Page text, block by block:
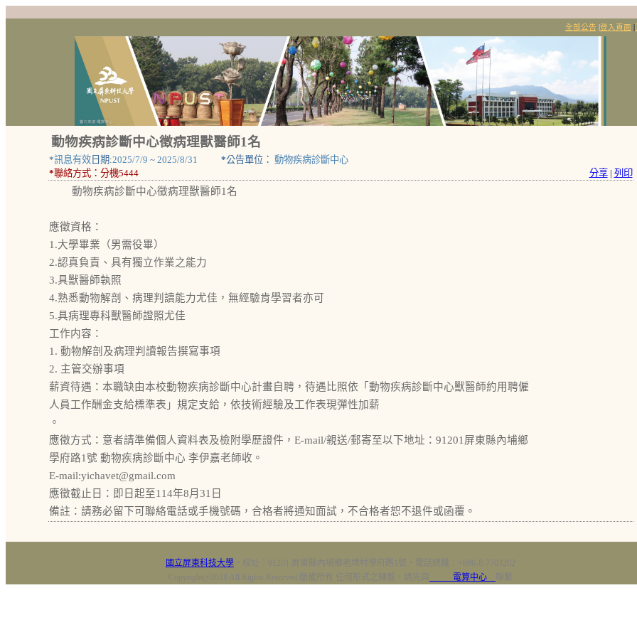
全部公告 登入頁面
動物疾病診斷中心徵病理獸醫師1名
*訊息有效日期:2025/7/9 ~ 2025/8/31 *公告單位： 動物疾病診斷中心
*聯絡方式： 分機5444 分享 | 列印
動物疾病診斷中心徵病理獸醫師1名
應徵資格：
1.大學畢業（男需役畢）
2.認真負責、具有獨立作業之能力
3.具獸醫師執照
4.熟悉動物解剖、病理判讀能力尤佳，無經驗肯學習者亦可
5.具病理專科獸醫師證照尤佳
工作内容：
1. 動物解剖及病理判讀報告撰寫事項
2. 主管交辦事項
薪資待遇：本職缺由本校動物疾病診斷中心計畫自聘，待遇比照依「動物疾病診斷中心獸醫師約用聘僱
人員工作酬金支給標準表」規定支給，依技術經驗及工作表現彈性加薪
。
應徵方式：意者請準備個人資料表及檢附學歷證件，E-mail/親送/郵寄至以下地址：91201屏東縣內埔鄉
學府路1號 動物疾病診斷中心 李伊嘉老師收。
E-mail:yichavet@gmail.com
應徵截止日：即日起至114年8月31日
備註：請務必留下可聯絡電話或手機號碼，合格者將通知面試，不合格者恕不退件或函覆。
國立屏東科技大學
電算中心